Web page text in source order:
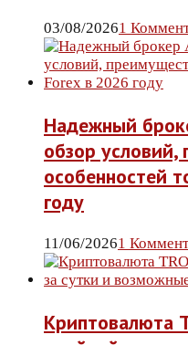
03/08/20261
Надежный
обзор
особенностей
году
11/06/20261
Криптовалюта